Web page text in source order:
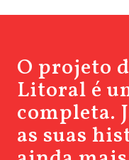
O projeto
Litoral é
completa.
as suas